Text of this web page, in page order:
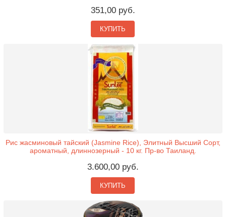
351,00 руб.
КУПИТЬ
Рис жасминовый тайский (Jasmine Rice), Элитный Высший Сорт,
ароматный, длиннозерный - 10 кг. Пр-во Таиланд.
3.600,00 руб.
КУПИТЬ